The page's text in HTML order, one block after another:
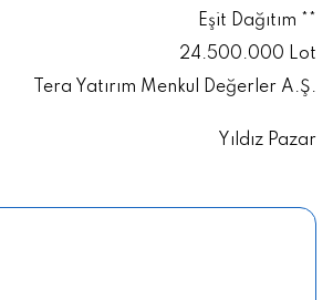
Eşit Dağıtım **
24.500.000 Lot
Tera Yatırım Menkul Değerler A.Ş.
Yıldız Pazar